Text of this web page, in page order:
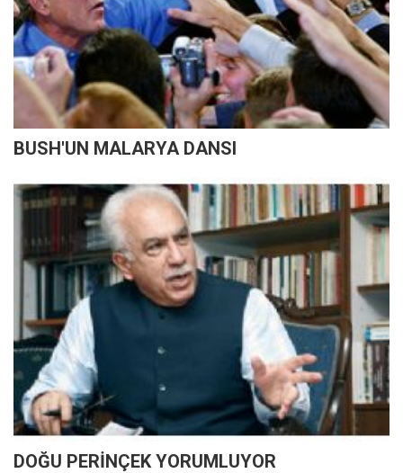
BUSH'UN MALARYA DANSI
DOĞU PERİNÇEK YORUMLUYOR